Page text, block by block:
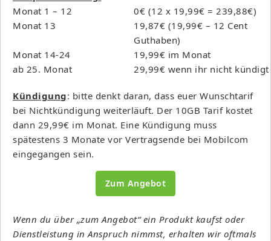
Monat 1 – 12
0€ (12 x 19,99€ = 239,88€)
Monat 13
19,87€ (19,99€ – 12 Cent
Guthaben)
Monat 14-24
19,99€ im Monat
ab 25. Monat
29,99€ wenn ihr nicht kündigt
Kündigung: bitte denkt daran, dass euer Wunschtarif
bei Nichtkündigung weiterläuft. Der 10GB Tarif kostet
dann 29,99€ im Monat. Eine Kündigung muss
spätestens 3 Monate vor Vertragsende bei Mobilcom
eingegangen sein.
Zum Angebot
Wenn du über „zum Angebot“ ein Produkt kaufst oder
Dienstleistung in Anspruch nimmst, erhalten wir oftmals